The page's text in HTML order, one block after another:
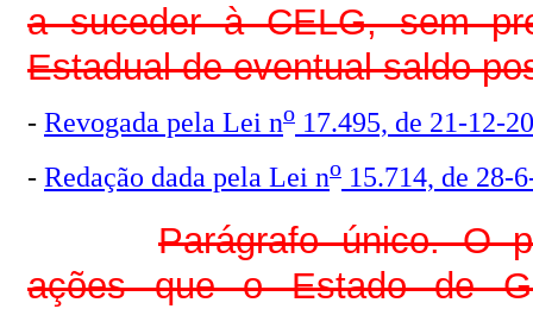
a suceder à CELG, sem
Estadual de eventual saldo
- Revogada pela Lei no 17.495, de 21-12-
- Redação dada pela Lei no 15.714, de 28-
Parágrafo único. O
ações que o Estado de